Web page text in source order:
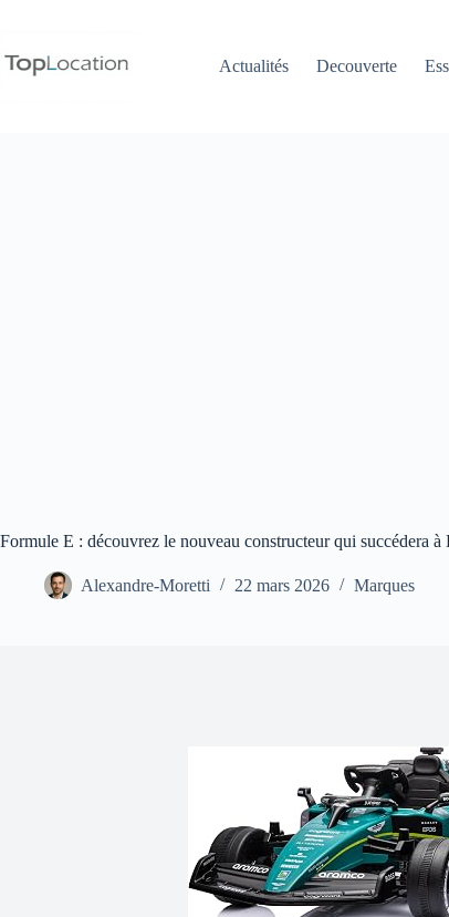
Actualités
Decouverte
Formule E : découvrez le nouveau constructeur qui succédera
Alexandre-Moretti 22 mars 2026 Marques